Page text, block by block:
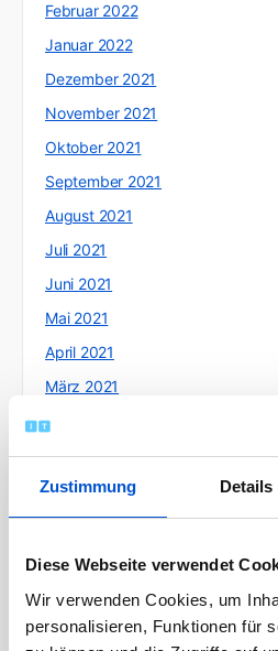
Zustimmung Details
Diese Webseite verwendet
Wir verwenden Cookies, um
personalisieren, Funktionen für
Februar 2022
Januar 2022
Dezember 2021
November 2021
Oktober 2021
September 2021
August 2021
Juli 2021
Juni 2021
Mai 2021
April 2021
März 2021
Februar 2021
Januar 2021
Dezember 2020
November 2020
Oktober 2020
September 2020
August 2020